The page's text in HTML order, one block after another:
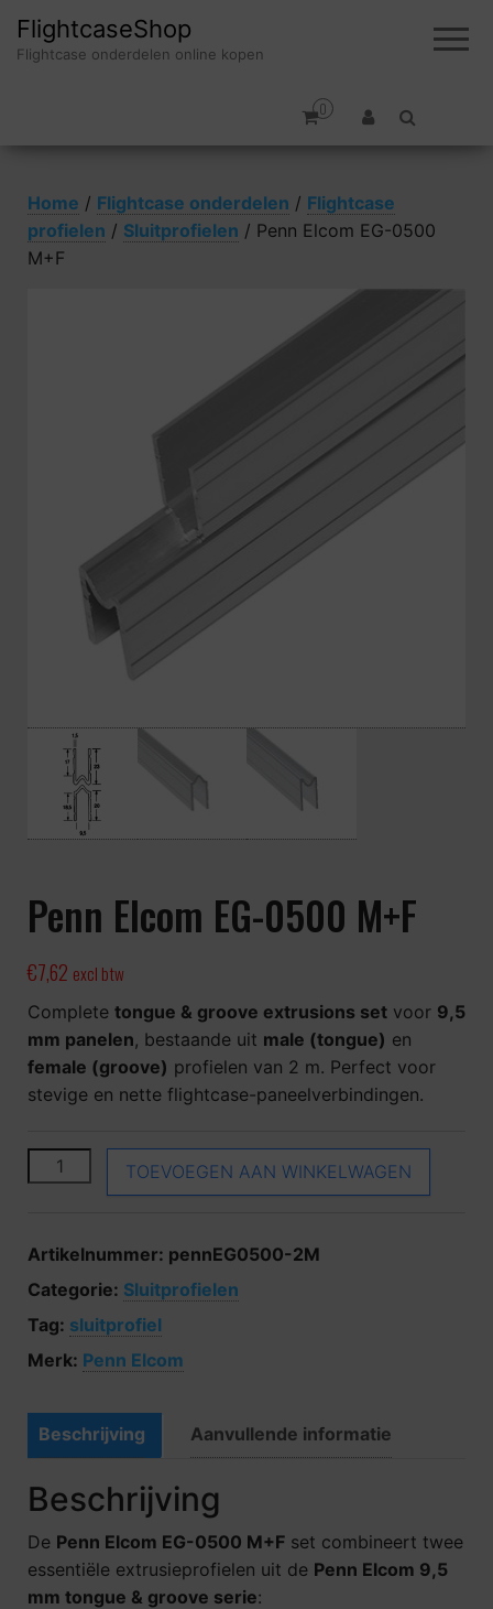
FlightcaseShop
Flightcase onderdelen online kopen
0
Home / Flightcase onderdelen / Flightcase
profielen / Sluitprofielen / Penn Elcom EG-0500
M+F
Penn Elcom EG-0500 M+F
€7,62 excl btw
Complete tongue & groove extrusions set voor 9,5
mm panelen, bestaande uit male (tongue) en
female (groove) profielen van 2 m. Perfect voor
stevige en nette flightcase-paneelverbindingen.
Penn Elcom EG-0500 M+F aantal
TOEVOEGEN AAN WINKELWAGEN
Artikelnummer: pennEG0500-2M
Categorie: Sluitprofielen
Tag: sluitprofiel
Merk: Penn Elcom
Beschrijving Aanvullende informatie
Beschrijving
De Penn Elcom EG-0500 M+F set combineert twee
essentiële extrusieprofielen uit de Penn Elcom 9,5
mm tongue & groove serie: